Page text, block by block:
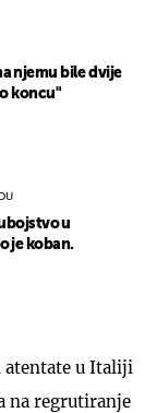
njemu bile dvije
koncu"
u
je koban.
u Italiji
na regrutiranje